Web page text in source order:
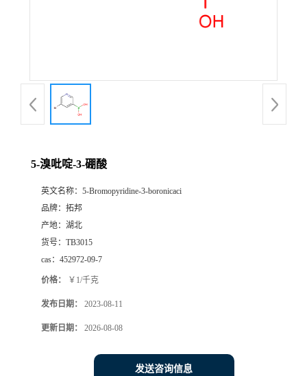
5-溴吡啶-3-硼酸
英文名称： 5-Bromopyridine-3-boronicaci
品牌： 拓邦
产地： 湖北
货号： TB3015
cas： 452972-09-7
价格： ￥1/千克
发布日期： 2023-08-11
更新日期： 2026-08-08
发送咨询信息